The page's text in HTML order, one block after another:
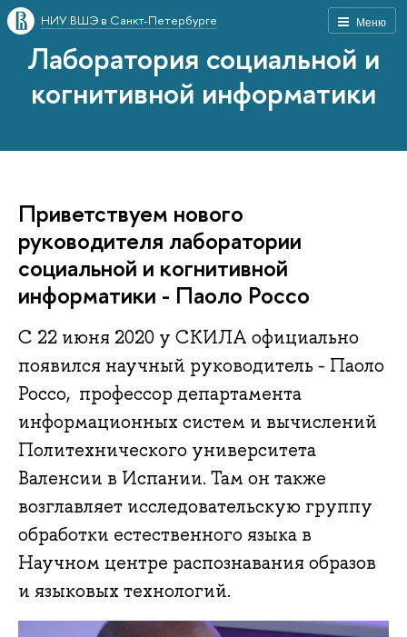
Меню
НИУ ВШЭ в Санкт-Петербурге
Лаборатория социальной и
когнитивной информатики
Приветствуем нового
руководителя лаборатории
социальной и когнитивной
информатики - Паоло Россо
С 22 июня 2020 у СКИЛА официально
появился научный руководитель - Паоло
Россо, профессор департамента
информационных систем и вычислений
Политехнического университета
Валенсии в Испании. Там он также
возглавляет исследовательскую группу
обработки естественного языка в
Научном центре распознавания образов
и языковых технологий.